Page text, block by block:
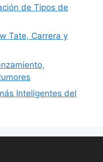
de Tipos de
Tate, Carrera y
Inteligentes del